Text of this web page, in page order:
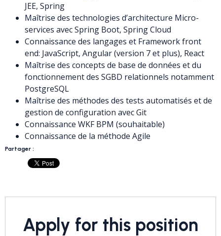
JEE, Spring
Maîtrise des technologies d’architecture Micro-
services avec Spring Boot, Spring Cloud
Connaissance des langages et Framework front
end: JavaScript, Angular (version 7 et plus), React
Maîtrise des concepts de base de données et du
fonctionnement des SGBD relationnels notamment
PostgreSQL
Maîtrise des méthodes des tests automatisés et de
gestion de configuration avec Git
Connaissance WKF BPM (souhaitable)
Connaissance de la méthode Agile
Partager :
Apply for this position